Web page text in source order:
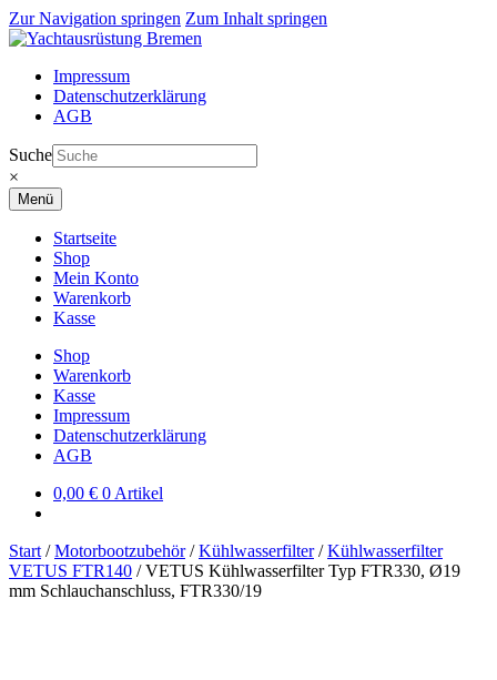
Zur Navigation springen Zum Inhalt springen
Impressum
Datenschutzerklärung
AGB
Suche
×
Menü
Startseite
Shop
Mein Konto
Warenkorb
Kasse
Shop
Warenkorb
Kasse
Impressum
Datenschutzerklärung
AGB
0,00 € 0 Artikel
Start /Motorbootzubehör/Kühlwasserfilter/Kühlwasserfilter
VETUS FTR140 /VETUS Kühlwasserfilter Typ FTR330, Ø19
mm Schlauchanschluss, FTR330/19